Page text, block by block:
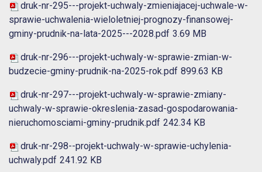
druk-nr-295---projekt-uchwaly-zmieniajacej-uchwale-w-
sprawie-uchwalenia-wieloletniej-prognozy-finansowej-
gminy-prudnik-na-lata-2025---2028.pdf 3.69 MB
druk-nr-296---projekt-uchwaly-w-sprawie-zmian-w-
budzecie-gminy-prudnik-na-2025-rok.pdf 899.63 KB
druk-nr-297---projekt-uchwaly-w-sprawie-zmiany-
uchwaly-w-sprawie-okreslenia-zasad-gospodarowania-
nieruchomosciami-gminy-prudnik.pdf 242.34 KB
druk-nr-298--projekt-uchwaly-w-sprawie-uchylenia-
uchwaly.pdf 241.92 KB